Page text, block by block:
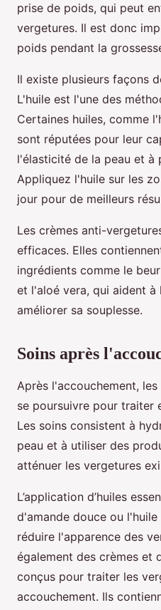
prise de poids, qui peut
vergetures. Il est donc
poids pendant la
Il existe plusieurs façons
L'huile est l'une des
Certaines huiles, comme
sont réputées pour leur
l'élasticité de la peau et à
Appliquez l'huile sur les
jour pour de meilleurs
Les crèmes anti-
efficaces. Elles
ingrédients comme le
et l'aloé vera, qui aident à
améliorer sa souplesse.
Soins après
Après l'accouchement,
se poursuivre pour traiter
Les soins consistent à
peau et à utiliser des
atténuer les vergetures
L’application d’huiles
d'amande douce ou
réduire l'apparence des
également des crèmes et
conçus pour traiter les
accouchement. Ils